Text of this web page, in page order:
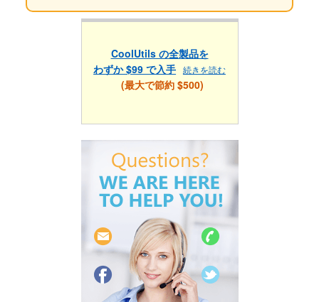
CoolUtils の全製品を
わずか $99 で入手 続きを読む
(最大で節約 $500)